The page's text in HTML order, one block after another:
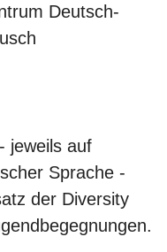
Deutsch-
jeweils auf
Sprache -
der Diversity